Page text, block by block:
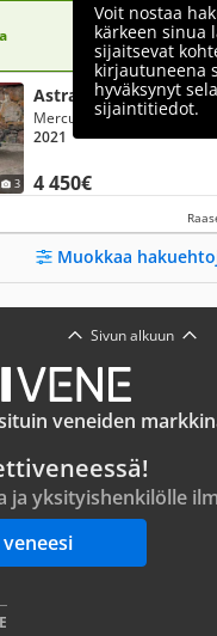
Voit nostaa
kärkeen sinua
sijaitsevat
kirjautuneena
hyväksynyt
sijaintitiedot.
3
Astra
4 450€
Mercury 20 Hp 2022
2021
Muokkaa
Sivun alkuun
veneiden
ja yksityishenkilölle